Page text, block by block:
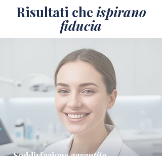
Risultati che ispirano
fiducia